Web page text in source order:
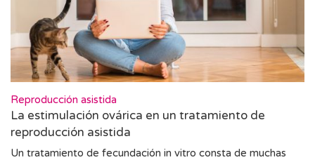
Reproducción asistida
La estimulación ovárica en un tratamiento de
reproducción asistida
Un tratamiento de fecundación in vitro consta de muchas